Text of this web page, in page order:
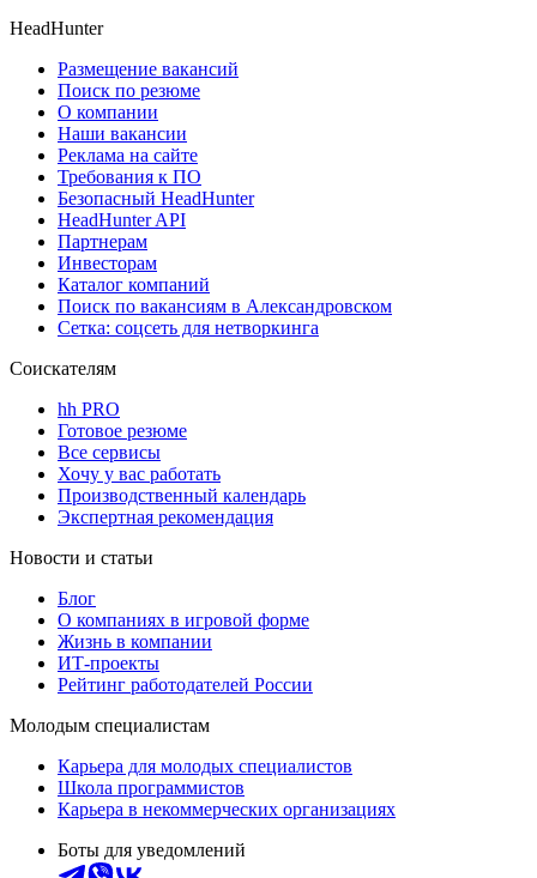
HeadHunter
Размещение вакансий
Поиск по резюме
О компании
Наши вакансии
Реклама на сайте
Требования к ПО
Безопасный HeadHunter
HeadHunter API
Партнерам
Инвесторам
Каталог компаний
Поиск по вакансиям в Александровском
Сетка: соцсеть для нетворкинга
Соискателям
hh PRO
Готовое резюме
Все сервисы
Хочу у вас работать
Производственный календарь
Экспертная рекомендация
Новости и статьи
Блог
О компаниях в игровой форме
Жизнь в компании
ИТ-проекты
Рейтинг работодателей России
Молодым специалистам
Карьера для молодых специалистов
Школа программистов
Карьера в некоммерческих организациях
Боты для уведомлений